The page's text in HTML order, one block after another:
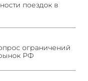
поездок в
ограничений
РФ